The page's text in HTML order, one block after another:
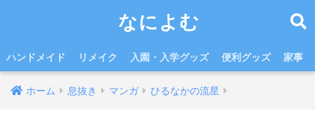
なによむ
ハンドメイド リメイク 入園・入学グッズ 便利グッズ 家事
ホーム 息抜き マンガ ひるなかの流星